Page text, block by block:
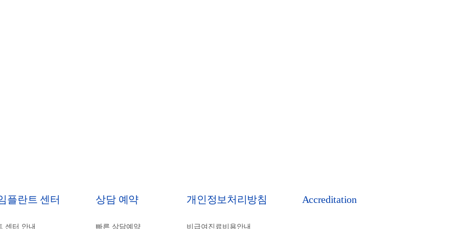
플란트 센터
센터 안내
상담 예약
빠른 상담예약
개인정보처리방침
비급여진료비용안내
Accreditation